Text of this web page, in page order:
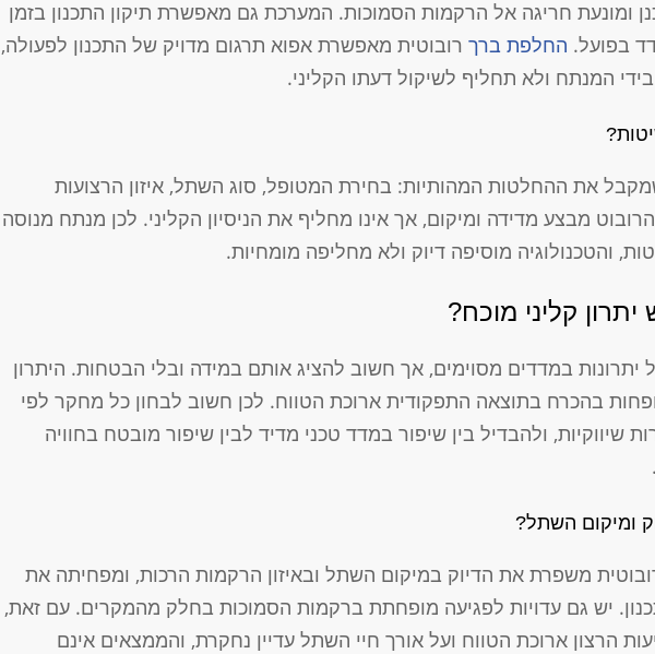
ומונעת חריגה אל הרקמות הסמוכות. המערכת גם מאפשרת תיקון התכנון בזמן
בפועל. החלפת ברך רובוטית מאפשרת אפוא תרגום מדויק של התכנון לפעולה,
המנתח ולא תחליף לשיקול דעתו הקליני.
את ההחלטות המהותיות: בחירת המטופל, סוג השתל, איזון הרצועות
מבצע מדידה ומיקום, אך אינו מחליף את הניסיון הקליני. לכן מנתח מנוסה
והטכנולוגיה מוסיפה דיוק ולא מחליפה מומחיות.
קליני מוכח?
במדדים מסוימים, אך חשוב להציג אותם במידה ובלי הבטחות. היתרון
בהכרח בתוצאה התפקודית ארוכת הטווח. לכן חשוב לבחון כל מחקר לפי
שיווקיות, ולהבדיל בין שיפור במדד טכני מדיד לבין שיפור מובטח בחוויה
ומיקום השתל?
משפרת את הדיוק במיקום השתל ובאיזון הרקמות הרכות, ומפחיתה את
יש גם עדויות לפגיעה מופחתת ברקמות הסמוכות בחלק מהמקרים. עם זאת,
הרצון ארוכת הטווח ועל אורך חיי השתל עדיין נחקרת, והממצאים אינם